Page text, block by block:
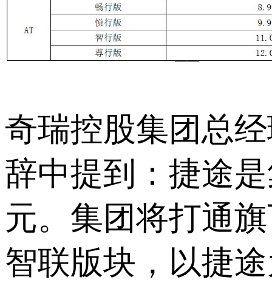
奇瑞控股集团总
辞中提到：捷途
元。集团将打通
智联版块，以捷